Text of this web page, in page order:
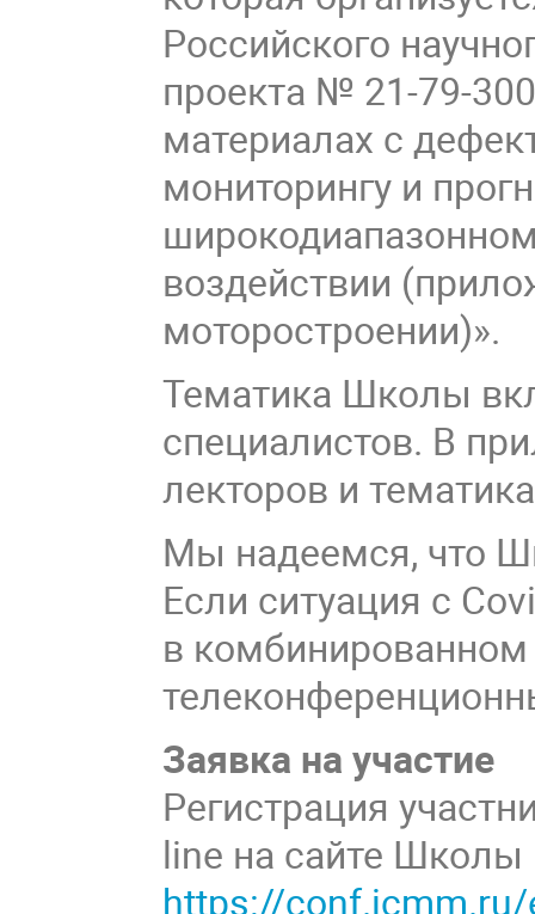
Российского
проекта № 21-79-
материалах с
мониторингу и
воздействии
моторостроении)».
Тематика Школы
специалистов. В
лекторов и
Мы надеемся, что
Если ситуация с
в
Заявка на участие
Регистрация
line на сайте Школы
https://conf.icmm.ru/